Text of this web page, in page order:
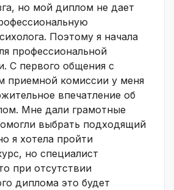
но мой диплом не дает
Поэтому я начала
профессиональной
С первого общения с
приемной комиссии у меня
впечатление об
Мне дали грамотные
выбрать подходящий
я хотела пройти
но специалист
при отсутствии
диплома это будет